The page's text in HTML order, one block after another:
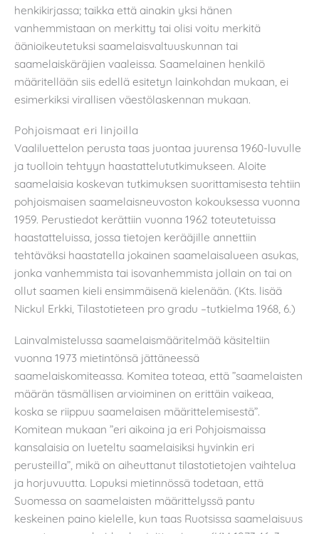
henkikirjassa; taikka että ainakin yksi hänen
vanhemmistaan on merkitty tai olisi voitu merkitä
äänioikeutetuksi saamelaisvaltuuskunnan tai
saamelaiskäräjien vaaleissa. Saamelainen henkilö
määritellään siis edellä esitetyn lainkohdan mukaan, ei
esimerkiksi virallisen väestölaskennan mukaan.
Pohjoismaat eri linjoilla
Vaaliluettelon perusta taas juontaa juurensa 1960-luvulle
ja tuolloin tehtyyn haastattelututkimukseen. Aloite
saamelaisia koskevan tutkimuksen suorittamisesta tehtiin
pohjoismaisen saamelaisneuvoston kokouksessa vuonna
1959. Perustiedot kerättiin vuonna 1962 toteutetuissa
haastatteluissa, jossa tietojen kerääjille annettiin
tehtäväksi haastatella jokainen saamelaisalueen asukas,
jonka vanhemmista tai isovanhemmista jollain on tai on
ollut saamen kieli ensimmäisenä kielenään. (Kts. lisää
Nickul Erkki, Tilastotieteen pro gradu –tutkielma 1968, 6.)
Lainvalmistelussa saamelaismääritelmää käsiteltiin
vuonna 1973 mietintönsä jättäneessä
saamelaiskomiteassa. Komitea toteaa, että ”saamelaisten
määrän täsmällisen arvioiminen on erittäin vaikeaa,
koska se riippuu saamelaisen määrittelemisestä”.
Komitean mukaan ”eri aikoina ja eri Pohjoismaissa
kansalaisia on lueteltu saamelaisiksi hyvinkin eri
perusteilla”, mikä on aiheuttanut tilastotietojen vaihtelua
ja horjuvuutta. Lopuksi mietinnössä todetaan, että
Suomessa on saamelaisten määrittelyssä pantu
keskeinen paino kielelle, kun taas Ruotsissa saamelaisuus